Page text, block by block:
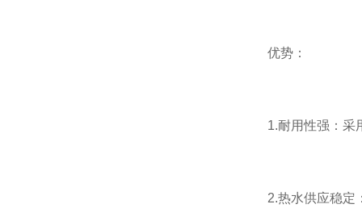
优势：
1.耐用性强：采用
2.热水供应稳定：